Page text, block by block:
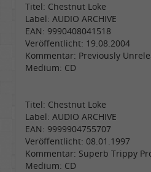
Titel: Chestnut Loke
Label: AUDIO ARCHIVE
EAN: 9990408041518
Veröffentlicht: 19.08.2004
Kommentar: Previously
Medium: CD
Titel: Chestnut Loke
Label: AUDIO ARCHIVE
EAN: 9999904755707
Veröffentlicht: 08.01.1997
Kommentar: Superb Trippy
Medium: CD